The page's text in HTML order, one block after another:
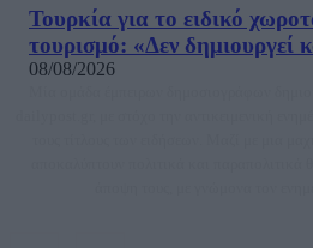
Τουρκία για το ειδικό
τουρισμό: «Δεν δημιουργεί
08/08/2026